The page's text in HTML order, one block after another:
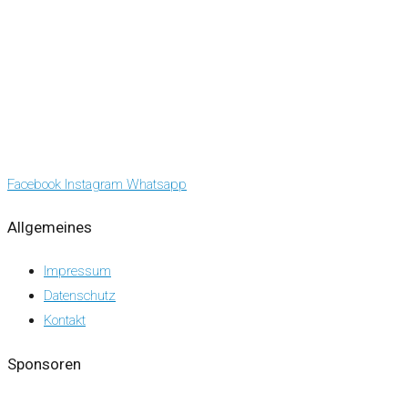
Facebook Instagram Whatsapp
Allgemeines
Impressum
Datenschutz
Kontakt
Sponsoren